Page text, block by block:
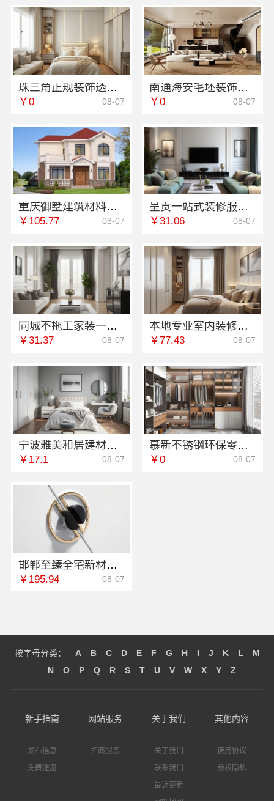
珠三角正规装饰透明化施工，广东鼎饰空间装饰工程有限公司
￥0 08-07
南通海安毛坯装饰公司设计-南通宏域全宅装饰建材有限公司
￥0 08-07
重庆御墅建筑材料有限公司江北木模报价工期短
￥105.77 08-07
呈贡一站式装修服务价格表-云南至高新型建材有限公司
￥31.06 08-07
同城不拖工家装一口价，本地快装（湖北）科技有限公司装修省心
￥31.37 08-07
本地专业室内装修优势江西圣匠新型环保材料有限公司
￥77.43 08-07
宁波雅美和居建材科技有限公司|宁波奉化家装装修线下门店地址
￥17.1 08-07
慕新不锈钢环保零甲醛定制服务
￥0 08-07
邯郸至臻全宅新材料有限公司，邯山健康设计引领绿色家装新风尚
￥195.94 08-07
按字母分类： A B C D E F G H I J K L
M
N
O P Q R S T U V W X Y Z
新手指南
发布信息
免费注册
网站服务
招商服务
关于我们
关于我们
联系我们
最近更新
其他内容
使用协议
版权隐私